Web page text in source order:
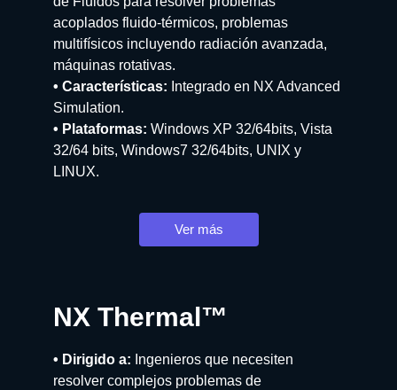
acoplados fluido-térmicos, problemas
multifísicos incluyendo radiación avanzada,
máquinas rotativas.
• Características: Integrado en NX Advanced
Simulation.
• Plataformas: Windows XP 32/64bits, Vista
32/64 bits, Windows7 32/64bits, UNIX y
LINUX.
Ver más
NX Thermal™
• Dirigido a: Ingenieros que necesiten
resolver complejos problemas de